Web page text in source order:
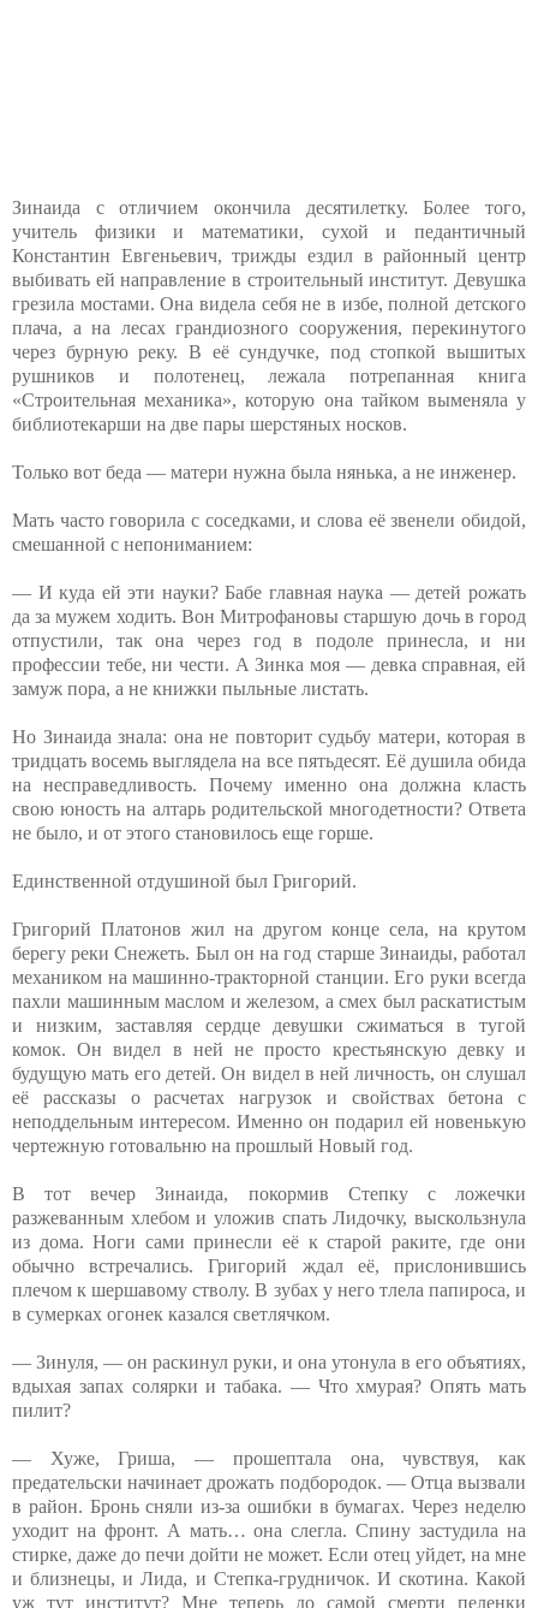
Зинаида с отличием окончила десятилетку. Более того,
учитель физики и математики, сухой и педантичный
Константин Евгеньевич, трижды ездил в районный центр
выбивать ей направление в строительный институт. Девушка
грезила мостами. Она видела себя не в избе, полной детского
плача, а на лесах грандиозного сооружения, перекинутого
через бурную реку. В её сундучке, под стопкой вышитых
рушников и полотенец, лежала потрепанная книга
«Строительная механика», которую она тайком выменяла у
библиотекарши на две пары шерстяных носков.
Только вот беда — матери нужна была нянька, а не инженер.
Мать часто говорила с соседками, и слова её звенели обидой,
смешанной с непониманием:
— И куда ей эти науки? Бабе главная наука — детей рожать
да за мужем ходить. Вон Митрофановы старшую дочь в город
отпустили, так она через год в подоле принесла, и ни
профессии тебе, ни чести. А Зинка моя — девка справная, ей
замуж пора, а не книжки пыльные листать.
Но Зинаида знала: она не повторит судьбу матери, которая в
тридцать восемь выглядела на все пятьдесят. Её душила обида
на несправедливость. Почему именно она должна класть
свою юность на алтарь родительской многодетности? Ответа
не было, и от этого становилось еще горше.
Единственной отдушиной был Григорий.
Григорий Платонов жил на другом конце села, на крутом
берегу реки Снежеть. Был он на год старше Зинаиды, работал
механиком на машинно-тракторной станции. Его руки всегда
пахли машинным маслом и железом, а смех был раскатистым
и низким, заставляя сердце девушки сжиматься в тугой
комок. Он видел в ней не просто крестьянскую девку и
будущую мать его детей. Он видел в ней личность, он слушал
её рассказы о расчетах нагрузок и свойствах бетона с
неподдельным интересом. Именно он подарил ей новенькую
чертежную готовальню на прошлый Новый год.
В тот вечер Зинаида, покормив Степку с ложечки
разжеванным хлебом и уложив спать Лидочку, выскользнула
из дома. Ноги сами принесли её к старой раките, где они
обычно встречались. Григорий ждал её, прислонившись
плечом к шершавому стволу. В зубах у него тлела папироса, и
в сумерках огонек казался светлячком.
— Зинуля, — он раскинул руки, и она утонула в его объятиях,
вдыхая запах солярки и табака. — Что хмурая? Опять мать
пилит?
— Хуже, Гриша, — прошептала она, чувствуя, как
предательски начинает дрожать подбородок. — Отца вызвали
в район. Бронь сняли из-за ошибки в бумагах. Через неделю
уходит на фронт. А мать… она слегла. Спину застудила на
стирке, даже до печи дойти не может. Если отец уйдет, на мне
и близнецы, и Лида, и Степка-грудничок. И скотина. Какой
уж тут институт? Мне теперь до самой смерти пеленки